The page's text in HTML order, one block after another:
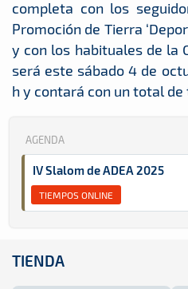
completa con los
Promoción de Tierra
y con los habituales de la
será este sábado 4 de
h y contará con un total de
AGENDA
IV Slalom de ADEA 2025
TIEMPOS ONLINE
TIENDA